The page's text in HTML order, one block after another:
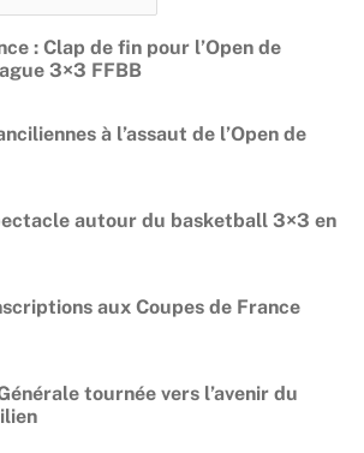
: Clap de fin pour l’Open de
3×3 FFBB
à l’assaut de l’Open de
autour du basketball 3×3 en
aux Coupes de France
tournée vers l’avenir du